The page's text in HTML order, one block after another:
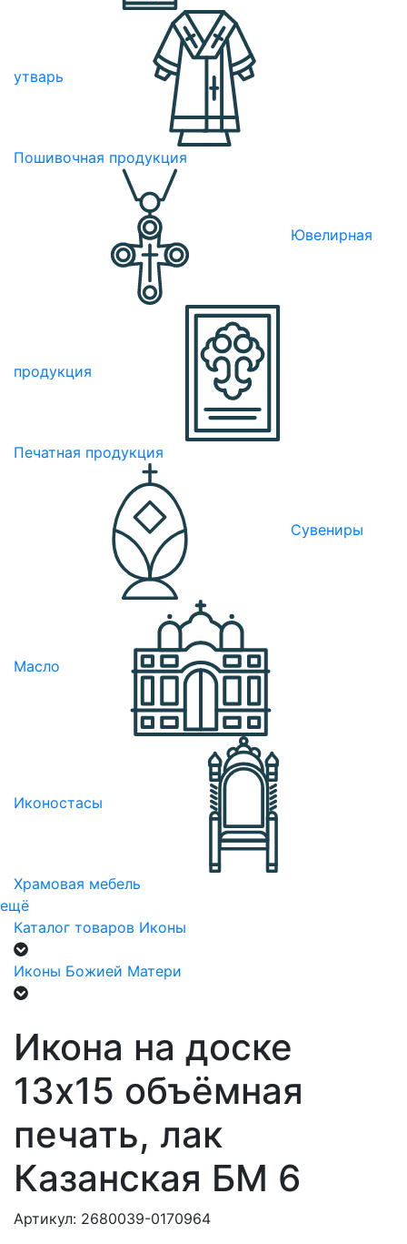
утварь
Пошивочная продукция
Ювелирная
продукция
Печатная продукция
Сувениры
Масло
Иконостасы
Храмовая мебель
ещё
Каталог товаров Иконы
Иконы Божией Матери
Икона на доске
13х15 объёмная
печать, лак
Казанская БМ 6
Артикул: 2680039-0170964